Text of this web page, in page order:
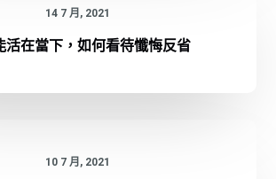
14 7 月, 2021
活在當下，如何看待懺悔反省
10 7 月, 2021